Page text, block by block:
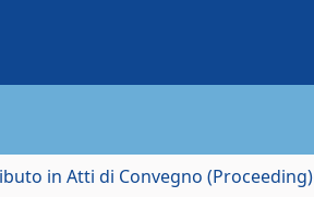
in Atti di Convegno (Proceeding)